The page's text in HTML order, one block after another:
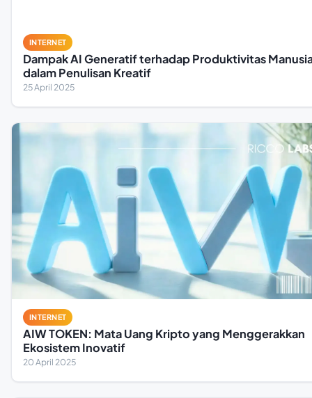
INTERNET
Dampak AI Generatif terhadap Produktivitas
dalam Penulisan Kreatif
25 April 2025
INTERNET
AIW TOKEN: Mata Uang Kripto yang Menggerakkan
Ekosistem Inovatif
20 April 2025